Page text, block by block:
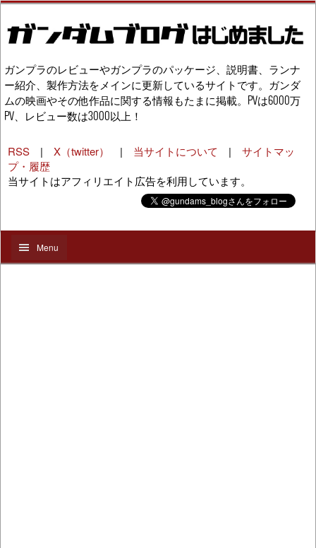
ガンプラのレビューやガンプラのパッケージ、説明書、ランナ
ー紹介、製作方法をメインに更新しているサイトです。ガンダ
ムの映画やその他作品に関する情報もたまに掲載。PVは6000万
PV、レビュー数は3000以上！
RSS | X（twitter） | 当サイトについて | サイトマッ
プ・履歴
当サイトはアフィリエイト広告を利用しています。
Menu